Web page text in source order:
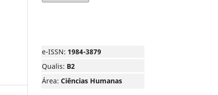
e-ISSN: 1984-3879
Qualis: B2
Área: Ciências Humanas